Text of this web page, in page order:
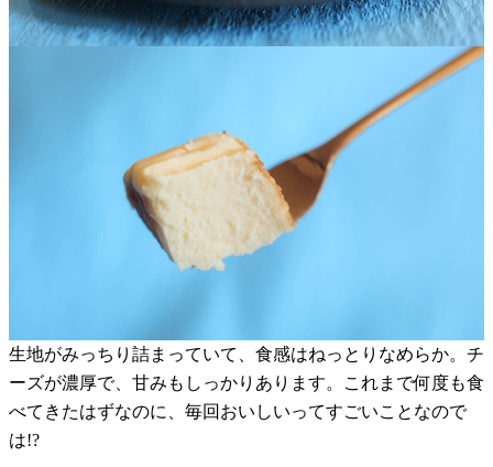
生地がみっちり詰まっていて、食感はねっとりなめらか。チ
ーズが濃厚で、甘みもしっかりあります。これまで何度も食
べてきたはずなのに、毎回おいしいってすごいことなので
は!?